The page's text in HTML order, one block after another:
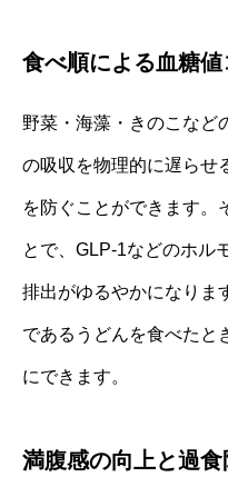
食べ順による血糖
野菜・海藻・きのこなど
の吸収を物理的に遅らせ
を防ぐことができます。
とで、GLP-1などのホル
排出がゆるやかになりま
であるうどんを食べたと
にできます。
満腹感の向上と過